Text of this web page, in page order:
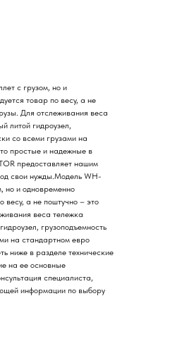
с грузом, но и
товар по весу, а не
Для отслеживания веса
литой гидроузел,
со всеми грузами на
простые и надежные в
предоставляет нашим
свои нужды.Модель WH-
но и одновременно
весу, а не поштучно – это
веса тележка
грузоподъемность
на стандартном евро
ниже в разделе технические
на ее основные
специалиста,
информации по выбору